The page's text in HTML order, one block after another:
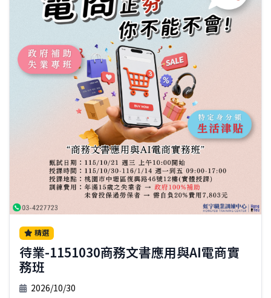
精選
待業-1151030商務文書應用與AI電商實
務班
2026/10/30